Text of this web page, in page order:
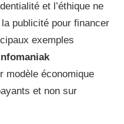
et l’éthique ne
publicité pour financer
exemples
modèle économique
et non sur